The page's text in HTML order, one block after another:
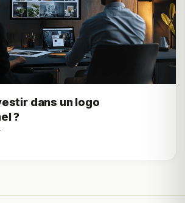
dans un logo
?